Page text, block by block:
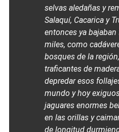
selvas aledañas y
Salaquí, Cacarica y
entonces ya
miles, como
bosques de la
traficantes de
depredar esos
mundo y hoy
jaguares enormes
en las orillas y
de longitud